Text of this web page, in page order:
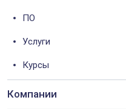
ПО
Услуги
Курсы
Компании